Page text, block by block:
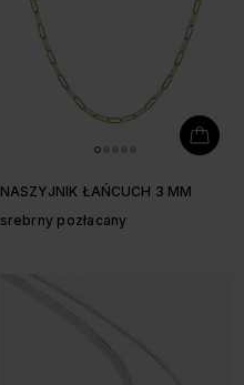
NASZYJNIK ŁAŃCUCH 3 MM
srebrny pozłacany